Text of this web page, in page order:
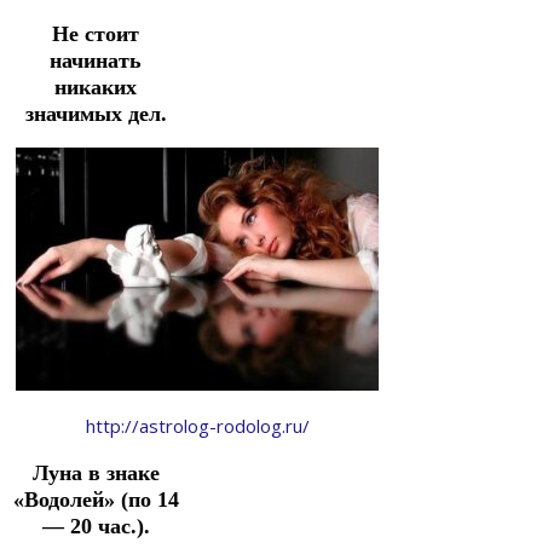
Не стоит
начинать
никаких
значимых дел.
http://astrolog-rodolog.ru/
Луна в знаке
«Водолей» (по 14
— 20 час.).